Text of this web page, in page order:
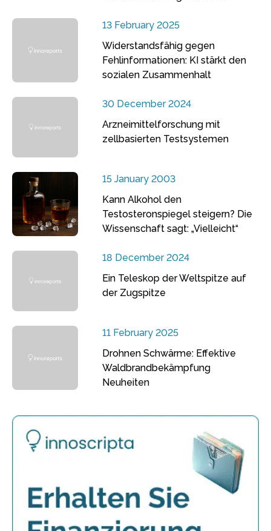
13 February 2025
Widerstandsfähig gegen
Fehlinformationen: KI stärkt den
sozialen Zusammenhalt
30 December 2024
Arzneimittelforschung mit
zellbasierten Testsystemen
15 January 2003
Kann Alkohol den
Testosteronspiegel steigern? Die
Wissenschaft sagt: „Vielleicht“
18 December 2024
Ein Teleskop der Weltspitze auf
der Zugspitze
11 February 2025
Drohnen Schwärme: Effektive
Waldbrandbekämpfung
Neuheiten